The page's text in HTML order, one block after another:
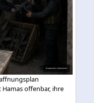
offenbar, ihre